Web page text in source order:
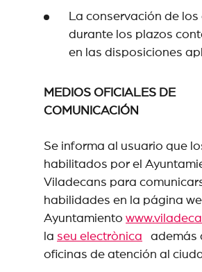
La conservación de
durante los plazos
en las disposiciones
MEDIOS OFICIALES DE
COMUNICACIÓN
Se informa al usuario que
habilitados por el
Viladecans para
habilidades en la página
Ayuntamiento
la seu electrònica además
oficinas de atención al